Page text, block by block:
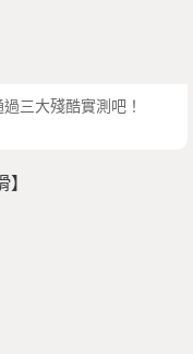
三大殘酷實測吧！